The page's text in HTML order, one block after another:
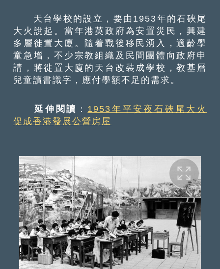
天台學校的設立，要由1953年的石硤尾
大火說起。當年港英政府為安置災民，興建
多層徙置大廈。隨着戰後移民湧入，適齡學
童急增，不少宗教組織及民間團體向政府申
請，將徙置大廈的天台改裝成學校，教基層
兒童讀書識字，應付學額不足的需求。
延伸閱讀 ： 1953年平安夜石硤尾大火
促成香港發展公營房屋